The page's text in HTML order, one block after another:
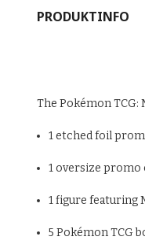
PRODUKTINFO
The Pokémon TCG:
1 etched foil
1 oversize promo
1 figure featuring
5 Pokémon TCG